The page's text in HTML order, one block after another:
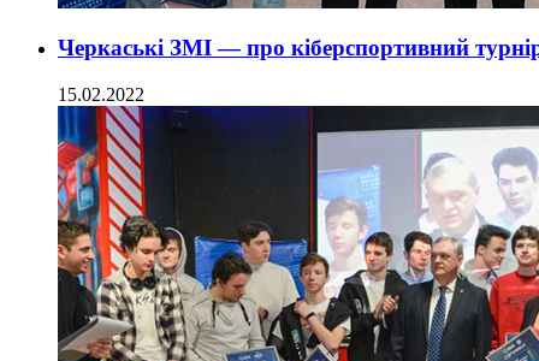
Черкаські ЗМІ — про кіберспортивний
15.02.2022